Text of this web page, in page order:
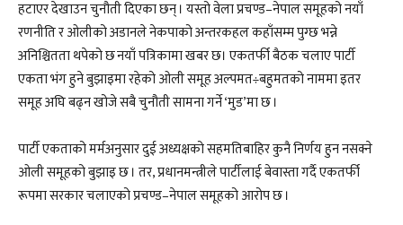
हटाएर देखाउन चुनौती दिएका छन् । यस्तो वेला प्रचण्ड–नेपाल समूहको नयाँ
रणनीति र ओलीको अडानले नेकपाको अन्तरकहल कहाँसम्म पुग्छ भन्ने
अनिश्चितता थपेको छ नयाँ पत्रिकामा खबर छ। एकतर्फी बैठक चलाए पार्टी
एकता भंग हुने बुझाइमा रहेको ओली समूह अल्पमत÷बहुमतको नाममा इतर
समूह अघि बढ्न खोजे सबै चुनौती सामना गर्ने ‘मुड’मा छ ।
पार्टी एकताको मर्मअनुसार दुई अध्यक्षको सहमतिबाहिर कुनै निर्णय हुन नसक्ने
ओली समूहको बुझाइ छ । तर, प्रधानमन्त्रीले पार्टीलाई बेवास्ता गर्दै एकतर्फी
रूपमा सरकार चलाएको प्रचण्ड–नेपाल समूहको आरोप छ ।